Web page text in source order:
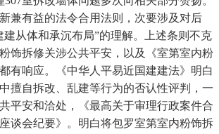
兼有益的法令合用法则，次要涉及对后
建从体和承沉布局”的理解。上述条则不克
饰拆修关涉公共平安，以及《室第室内粉
有响应。《中华人平易近国建建法》明白
擅自拆改、乱建等行为的否认性评判，一
平安和洽处，《最高关于审理行政案件合
谈会纪要》。明白将包罗室第室内粉饰拆